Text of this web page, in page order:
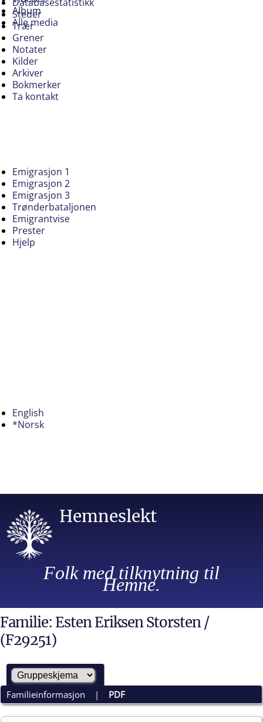
Album
Alle media
Steder
Trær
Grener
Notater
Kilder
Arkiver
Bokmerker
Ta kontakt
Emigrasjon 1
Emigrasjon 2
Emigrasjon 3
Trønderbataljonen
Emigrantvise
Prester
Hjelp
English
*Norsk
Hemneslekt
Folk med tilknytning til
Hemne.
Familie: Esten Eriksen Storsten /
(F29251)
Familieinformasjon | PDF